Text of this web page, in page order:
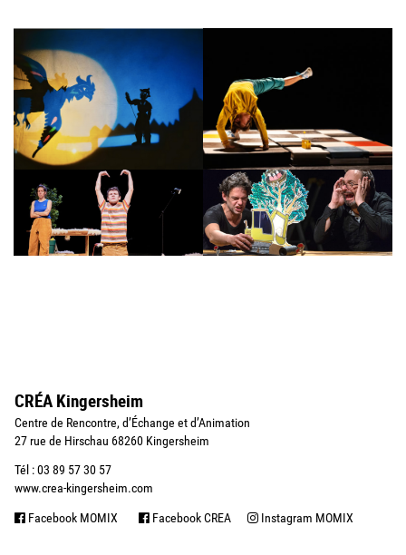
CRÉA Kingersheim
Centre de Rencontre, d’Échange et d’Animation
27 rue de Hirschau 68260 Kingersheim
Tél : 03 89 57 30 57
www.crea-kingersheim.com
Facebook MOMIX Facebook CREA Instagram MOMIX